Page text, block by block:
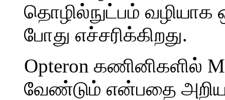
தொழில்நுட்பம் வழியாக
போது எச்சரிக்கிறது.
Opteron கணினிகளில்
வேண்டும் என்பதை அறிய